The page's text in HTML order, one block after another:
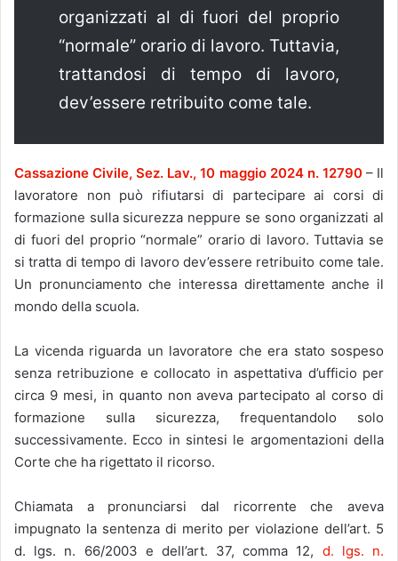
organizzati al di fuori del proprio
“normale” orario di lavoro. Tuttavia,
trattandosi di tempo di lavoro,
dev’essere retribuito come tale.
Cassazione Civile, Sez. Lav., 10 maggio 2024 n. 12790– Il
lavoratore non può rifiutarsi di partecipare ai corsi di
formazione sulla sicurezza neppure se sono organizzati al
di fuori del proprio “normale” orario di lavoro. Tuttavia se
si tratta di tempo di lavoro dev’essere retribuito come tale.
Un pronunciamento che interessa direttamente anche il
mondo della scuola.
La vicenda riguarda un lavoratore che era stato sospeso
senza retribuzione e collocato in aspettativa d’ufficio per
circa 9 mesi, in quanto non aveva partecipato al corso di
formazione sulla sicurezza, frequentandolo solo
successivamente. Ecco in sintesi le argomentazioni della
Corte che ha rigettato il ricorso.
Chiamata a pronunciarsi dal ricorrente che aveva
impugnato la sentenza di merito per violazione dell’art. 5
d. lgs. n. 66/2003 e dell’art. 37, comma 12, d. lgs. n.